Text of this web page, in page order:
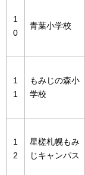
1
0
青葉小学校
1
1
もみじの森小
学校
1
2
星槎札幌もみ
じキャンパス